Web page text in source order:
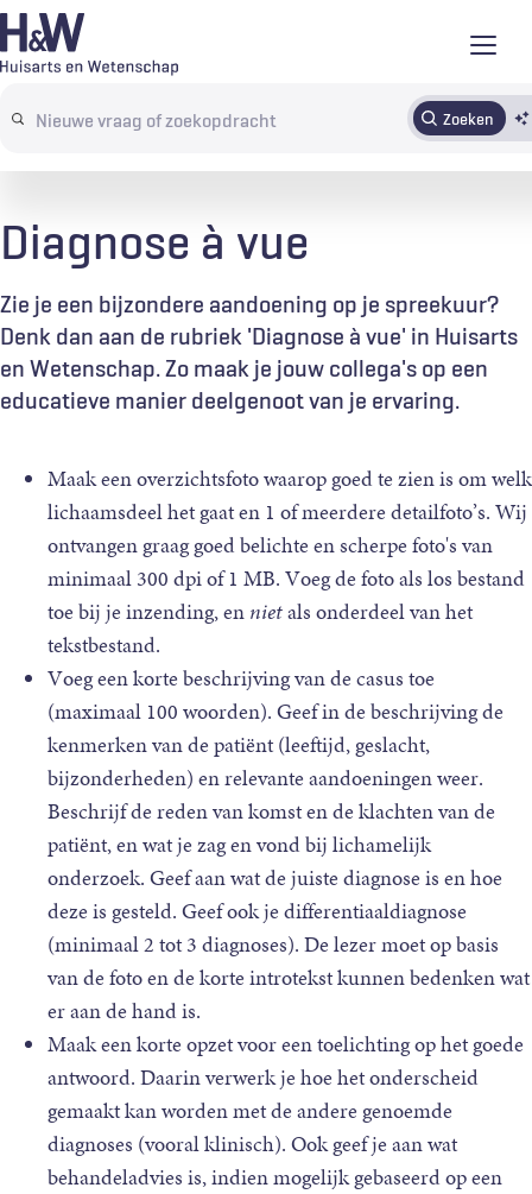
Overslaan
en
de Search
terms
Zoeken
AbonnerenTijdschrift Inloggen
Diagnose à vue
Zie je een bijzondere aandoening op je spreekuur?
Denk dan aan de rubriek 'Diagnose à vue' in Huisarts
en Wetenschap. Zo maak je jouw collega's op een
educatieve manier deelgenoot van je ervaring.
Maak een overzichtsfoto waarop goed te zien is om welk
lichaamsdeel het gaat en 1 of meerdere detailfoto’s. Wij
ontvangen graag goed belichte en scherpe foto's van
minimaal 300 dpi of 1 MB. Voeg de foto als los bestand
toe bij je inzending, ennietals onderdeel van het
tekstbestand.
Voeg een korte beschrijving van de casus toe
(maximaal 100 woorden). Geef in de beschrijving de
kenmerken van de patiënt (leeftijd, geslacht,
bijzonderheden) en relevante aandoeningen weer.
Beschrijf de reden van komst en de klachten van de
patiënt, en wat je zag en vond bij lichamelijk
onderzoek. Geef aan wat de juiste diagnose is en hoe
deze is gesteld. Geef ook je differentiaaldiagnose
(minimaal 2 tot 3 diagnoses). De lezer moet op basis
van de foto en de korte introtekst kunnen bedenken wat
er aan de hand is.
Maak een korte opzet voor een toelichting op het goede
antwoord. Daarin verwerk je hoe het onderscheid
gemaakt kan worden met de andere genoemde
diagnoses (vooral klinisch). Ook geef je aan wat
behandeladvies is, indien mogelijk gebaseerd op een